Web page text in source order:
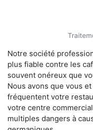
Notre société
plus fiable contre les
souvent onéreux que
Nous avons que vous
fréquentent votre
votre centre
multiples dangers à